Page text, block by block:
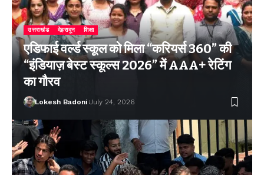
उत्तराखंड देहरादून शिक्षा
एडिफाई वर्ल्ड स्कूल को मिला “करियर्स 360” की
“इंडियाज़ बेस्ट स्कूल्स 2026” में AAA+ रेटिंग
का गौरव
Lokesh Badoni July 24, 2026